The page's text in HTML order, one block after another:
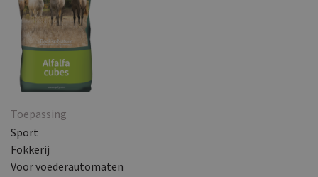
Toepassing
Sport
Fokkerij
Voor voederautomaten